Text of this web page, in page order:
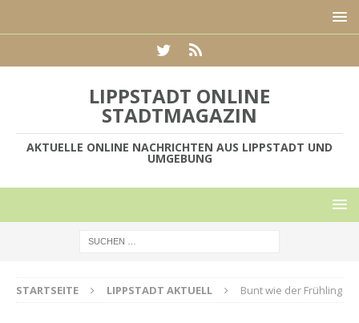
LIPPSTADT ONLINE
STADTMAGAZIN
AKTUELLE ONLINE NACHRICHTEN AUS LIPPSTADT UND
UMGEBUNG
STARTSEITE LIPPSTADT AKTUELL Bunt wie der Frühling